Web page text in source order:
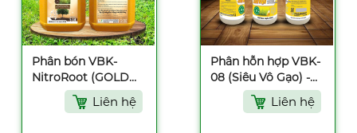
Phân bón VBK-
NitroRoot (GOLD
ROOT) - 5 lít
Liên hệ
Phân hỗn hợp VBK-
08 (Siêu Vô Gạo) -
500ml
Liên hệ